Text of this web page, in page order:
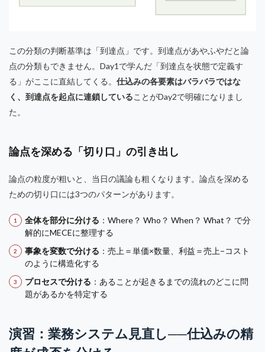
この分類の判断基準は「到達点」です。到達点があやふやだと論
点の分類もできません。Day1で学んだ「到達点を状態で定義す
る」がここに直結してくる。 仕込みの各要素はバラバラではな
く、到達点を起点に連鎖していることがDay2で明確になりまし
た。
論点を深める「切り口」の引き出し
論点の粒度が粗いと、当日の議論も粗くなります。論点を深める
ための切り口には3つのパターンがあります。
全体を部分に分ける ：Where？ Who？ When？ What？ で分
解的にMECEに整理する
事象を変数で分ける ：売上＝単価×数量、利益＝売上−コスト
のように構造化する
プロセスで分ける ：あることが起きるまでの流れのどこに問
題があるかを特定する
演習：業務システム見直し──仕込みの精